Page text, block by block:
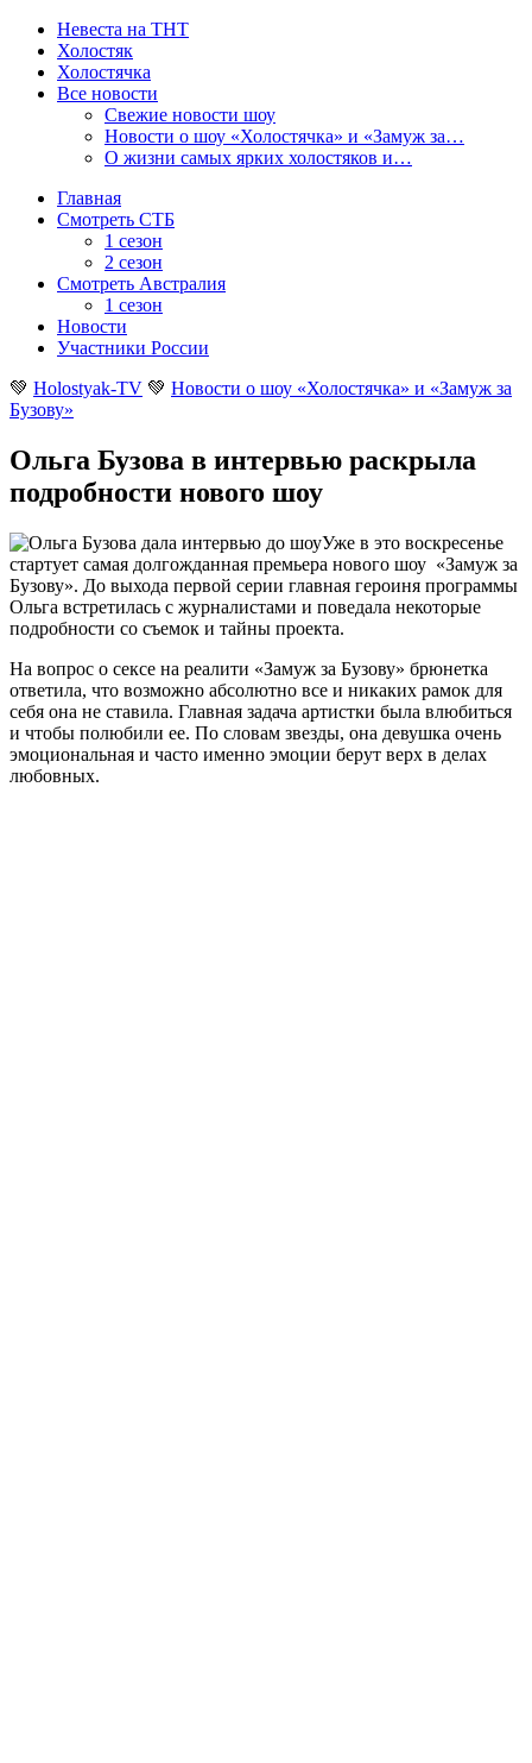
Невеста на ТНТ
Холостяк
Холостячка
Все новости
Свежие новости шоу
Новости о шоу «Холостячка» и «Замуж за…
О жизни самых ярких холостяков и…
Главная
Смотреть СТБ
1 сезон
2 сезон
Смотреть Австралия
1 сезон
Новости
Участники России
💚 Holostyak-TV 💚 Новости о шоу «Холостячка» и «Замуж за
Бузову»
Ольга Бузова в интервью раскрыла
подробности нового шоу
Уже в это воскресенье
стартует самая долгожданная премьера нового шоу «Замуж за
Бузову». До выхода первой серии главная героиня программы
Ольга встретилась с журналистами и поведала некоторые
подробности со съемок и тайны проекта.
На вопрос о сексе на реалити «Замуж за Бузову» брюнетка
ответила, что возможно абсолютно все и никаких рамок для
себя она не ставила. Главная задача артистки была влюбиться
и чтобы полюбили ее. По словам звезды, она девушка очень
эмоциональная и часто именно эмоции берут верх в делах
любовных.